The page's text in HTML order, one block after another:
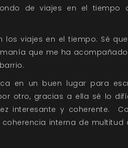
de viajes en el tiempo
los viajes en el tiempo. Sé
que me ha
en un buen lugar para
otro, gracias a ella sé lo
interesante y coherente.
interna de